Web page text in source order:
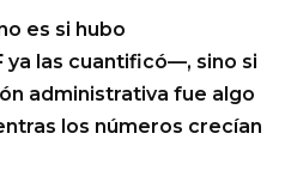
es si hubo
ya las cuantificó—, sino si
administrativa fue algo
los números crecían